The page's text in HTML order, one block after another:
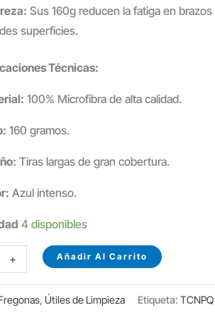
Sus 160g reducen la fatiga en
superficies.
Técnicas:
100% Microfibra de alta calidad.
160 gramos.
Tiras largas de gran cobertura.
Azul intenso.
4 disponibles
+ Añadir Al Carrito
, Útiles de Limpieza Etiqueta: TCNPQ